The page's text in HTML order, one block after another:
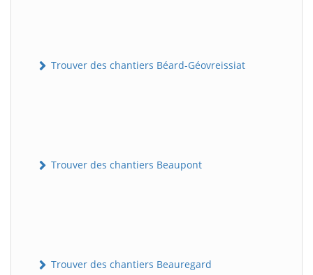
Trouver des chantiers Béard-Géovreissiat
Trouver des chantiers Beaupont
Trouver des chantiers Beauregard